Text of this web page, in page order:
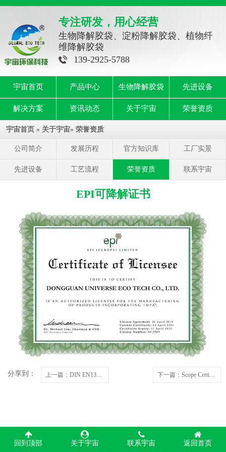
专注研发，用心经营
生物降解胶袋、淀粉降解胶袋、植物纤
维降解胶袋
139-2925-5788
宇宙首页 产品中心 生物降解胶袋 先进设备
解决方案 资讯动态 关于宇宙 荣誉资质
宇宙首页 » 关于宇宙» 荣誉资质
公司简介 发展历程 官方知识库 工厂实景
先进设备 工艺流程 荣誉资质 联系宇宙
EPI可降解证书
分享到： 上一篇 ：DIN EN13432-9G0187 下一篇 ：Scope Certificate-GRS证书
回到顶部 关于宇宙 联系宇宙 返回首页